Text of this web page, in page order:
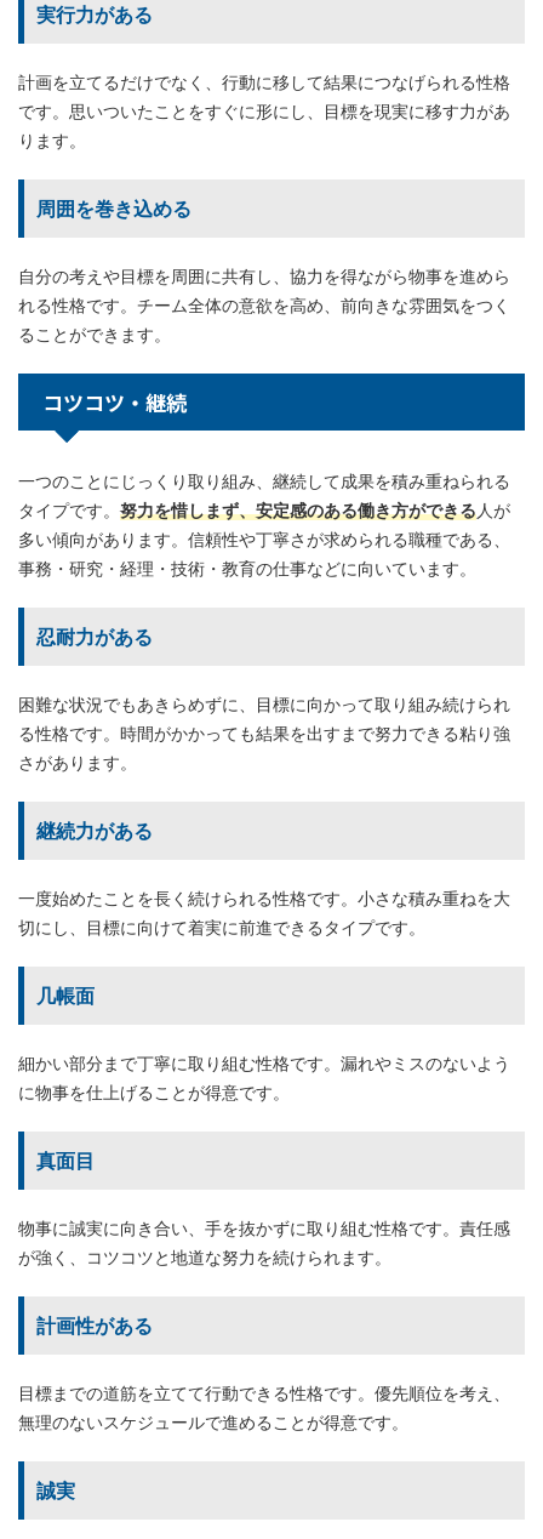
実行力がある
計画を立てるだけでなく、行動に移して結果につなげられる性格
です。思いついたことをすぐに形にし、目標を現実に移す力があ
ります。
周囲を巻き込める
自分の考えや目標を周囲に共有し、協力を得ながら物事を進めら
れる性格です。チーム全体の意欲を高め、前向きな雰囲気をつく
ることができます。
コツコツ・継続
一つのことにじっくり取り組み、継続して成果を積み重ねられる
タイプです。 努力を惜しまず、安定感のある働き方ができる人が
多い傾向があります。信頼性や丁寧さが求められる職種である、
事務・研究・経理・技術・教育の仕事などに向いています。
忍耐力がある
困難な状況でもあきらめずに、目標に向かって取り組み続けられ
る性格です。時間がかかっても結果を出すまで努力できる粘り強
さがあります。
継続力がある
一度始めたことを長く続けられる性格です。小さな積み重ねを大
切にし、目標に向けて着実に前進できるタイプです。
几帳面
細かい部分まで丁寧に取り組む性格です。漏れやミスのないよう
に物事を仕上げることが得意です。
真面目
物事に誠実に向き合い、手を抜かずに取り組む性格です。責任感
が強く、コツコツと地道な努力を続けられます。
計画性がある
目標までの道筋を立てて行動できる性格です。優先順位を考え、
無理のないスケジュールで進めることが得意です。
誠実